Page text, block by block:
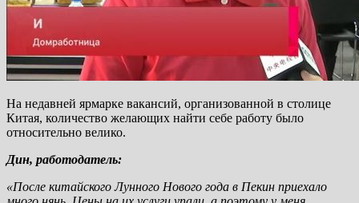
На недавней ярмарке вакансий, организованной в столице
Китая, количество желающих найти себе работу было
относительно велико.
Дин, работодатель:
«После китайского Лунного Нового года в Пекин приехало